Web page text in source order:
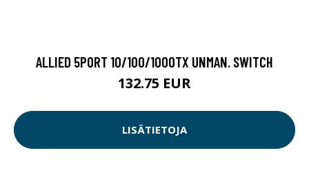
ALLIED 5PORT 10/100/1000TX UNMAN. SWITCH
132.75 EUR
LISÄTIETOJA